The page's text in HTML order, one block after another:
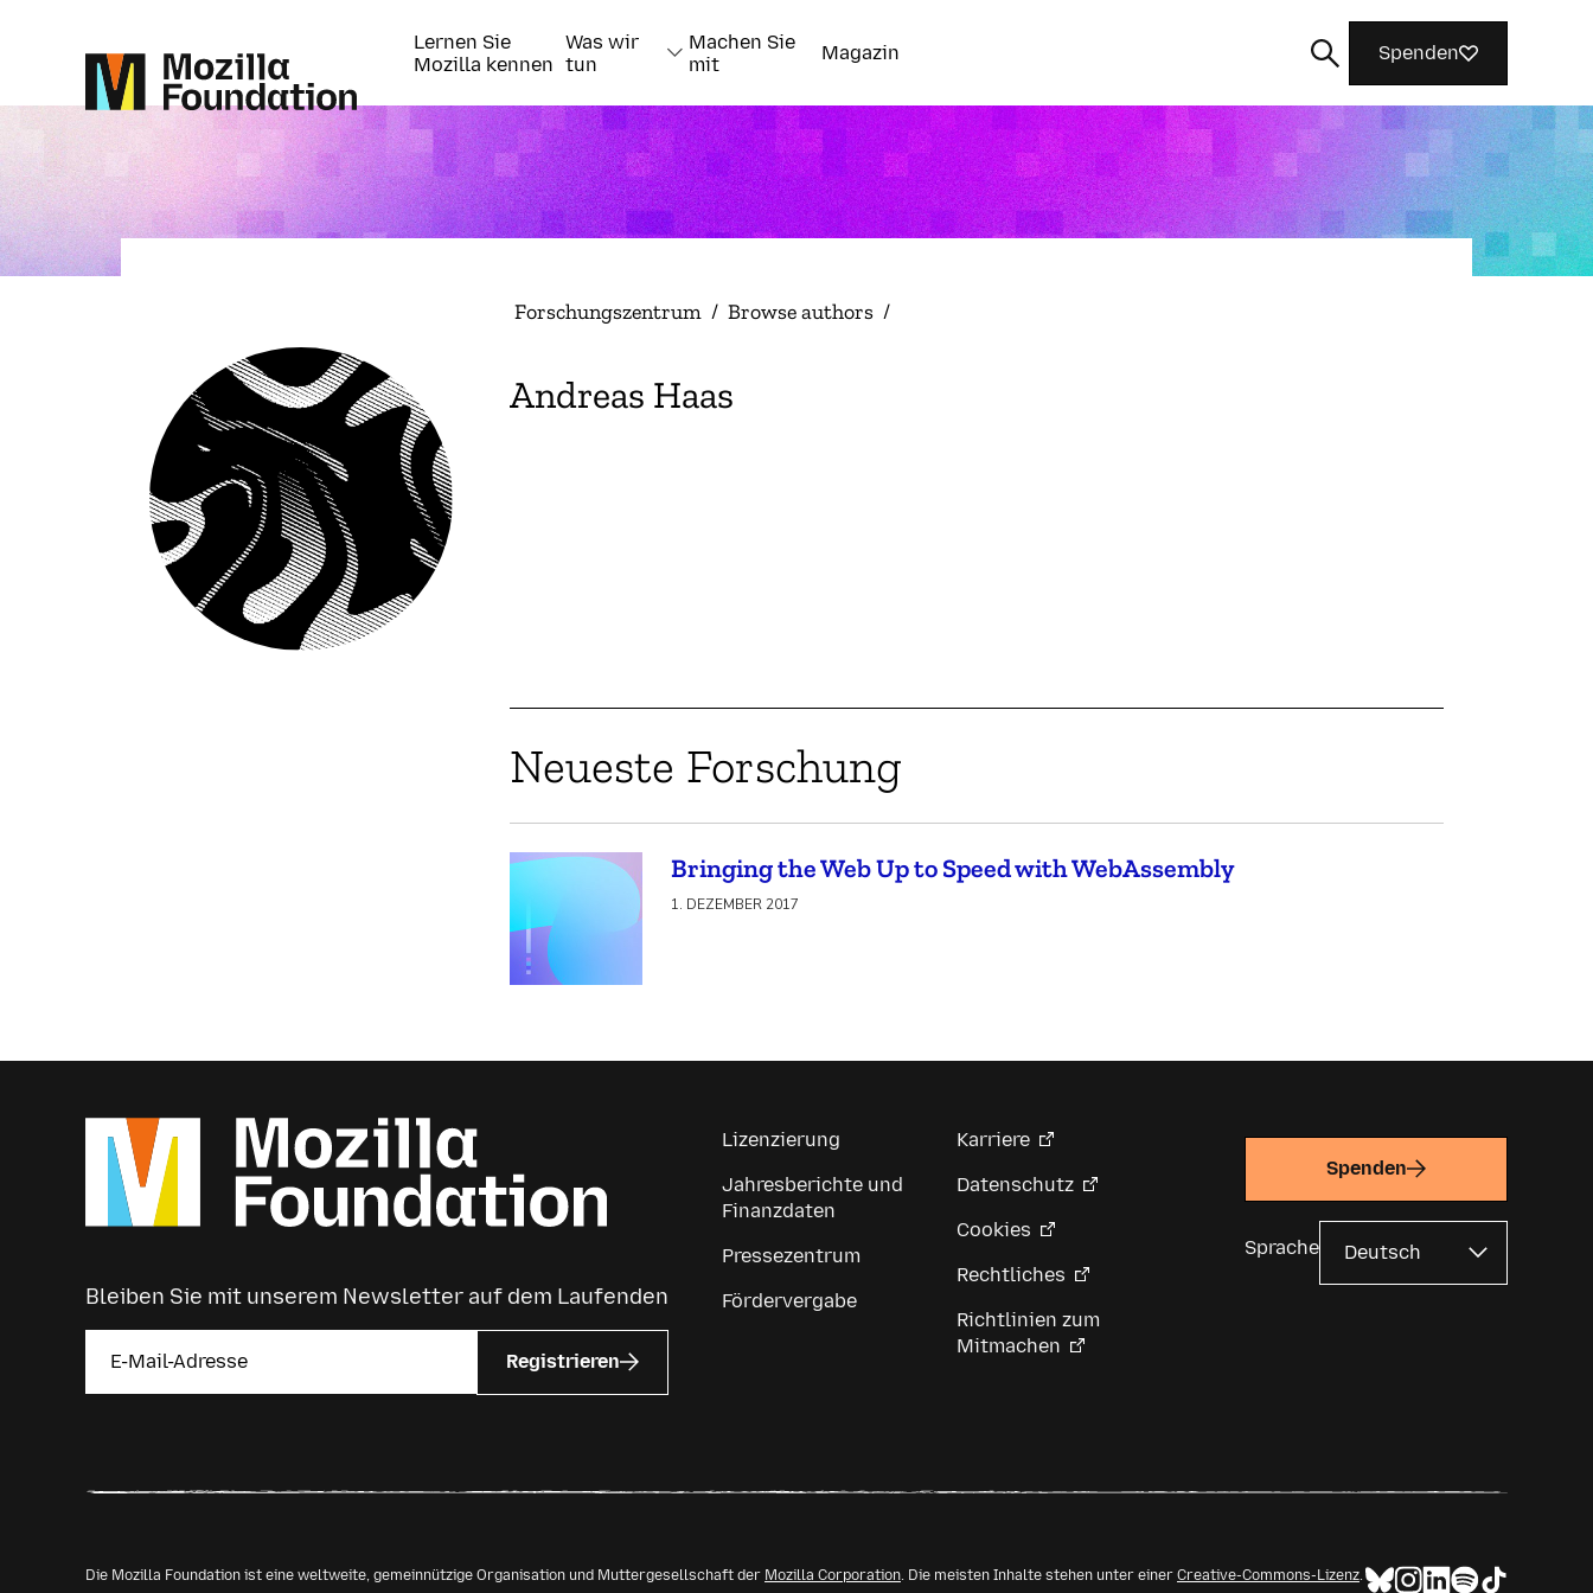
Lernen Sie
Mozilla kennen
Was wir
tun
Machen Sie
mit
Magazin Spenden
Forschungszentrum / Browse authors /
Andreas Haas
Neueste Forschung
Bringing the Web Up to Speed with WebAssembly
1. DEZEMBER 2017
Bleiben Sie mit unserem Newsletter auf dem Laufenden
Registrieren
Lizenzierung
Jahresberichte und
Finanzdaten
Pressezentrum
Fördervergabe
Karriere
Datenschutz
Cookies
Rechtliches
Richtlinien zum
Mitmachen
Spenden
Sprache
Die Mozilla Foundation ist eine weltweite, gemeinnützige Organisation und Muttergesellschaft der Mozilla Corporation . Die meisten Inhalte stehen unter einer Creative-Commons-Lizenz